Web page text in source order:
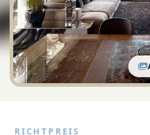
RICHTPREIS